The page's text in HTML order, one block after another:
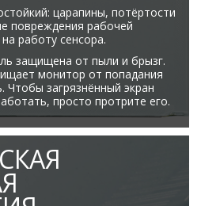
царапины, потёртости
повреждения рабочей
работу сенсора.
защищена от пыли и брызг.
монитор от попадания
Чтобы загрязнённый экран
просто протрите его.